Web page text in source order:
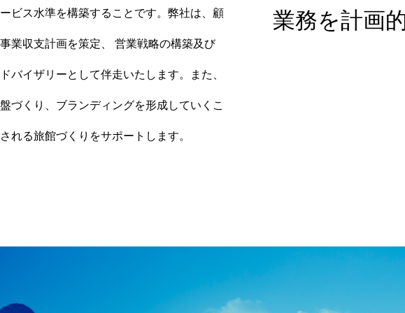
業務を計画
ビス水準を構築することです。弊社は、顧
業収支計画を策定、 営業戦略の構築及び
バイザリーとして伴走いたします。また、
づくり、ブランディングを形成していくこ
れる旅館づくりをサポートします。